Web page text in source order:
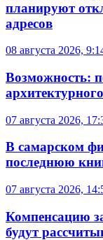
планируют
адресов
08 августа 2026,
Возможность:
07 августа 2026,
В самарском
последнюю
07 августа 2026,
Компенсацию
будут